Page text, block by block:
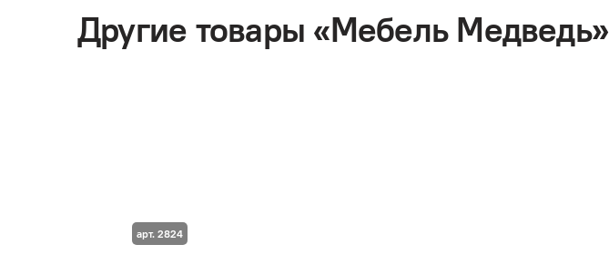
Другие товары «Мебель Медведь»
арт. 2824